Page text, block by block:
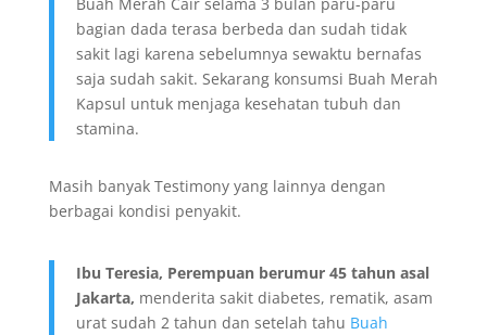
bagian dada terasa berbeda dan sudah tidak
sakit lagi karena sebelumnya sewaktu bernafas
saja sudah sakit. Sekarang konsumsi Buah Merah
Kapsul untuk menjaga kesehatan tubuh dan
stamina.
Masih banyak Testimony yang lainnya dengan
berbagai kondisi penyakit.
Ibu Teresia, Perempuan berumur 45 tahun asal
Jakarta, menderita sakit diabetes, rematik, asam
urat sudah 2 tahun dan setelah tahu Buah